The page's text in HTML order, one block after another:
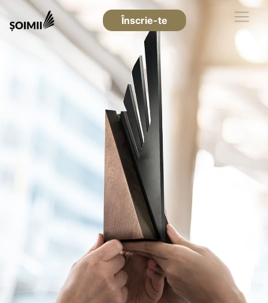
Înscrie-te